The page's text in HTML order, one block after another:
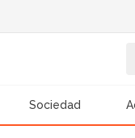
Sociedad